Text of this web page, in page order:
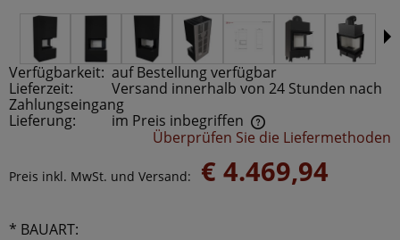
Verfügbarkeit: auf Bestellung verfügbar
Lieferzeit:
Versand innerhalb von 24 Stunden nach
Zahlungseingang
Lieferung:
im Preis inbegriffen
Der Preis beinhaltet keine möglichen Zahlungskosten
Überprüfen Sie die Liefermethoden
Preis inkl. MwSt. und Versand: € 4.469,94
* BAUART: